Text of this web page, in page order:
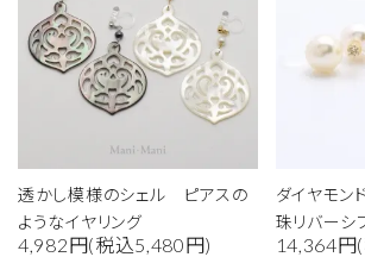
透かし模様のシェル ピアスの
ようなイヤリング
4,982円(税込5,480円)
ダイヤモン
珠リバーシ
14,364円